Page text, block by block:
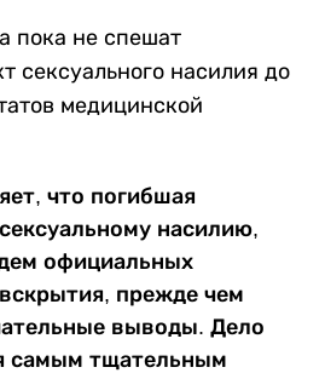
пока не спешат
сексуального насилия до
медицинской
что погибшая
насилию,
официальных
прежде чем
выводы. Дело
самым тщательным